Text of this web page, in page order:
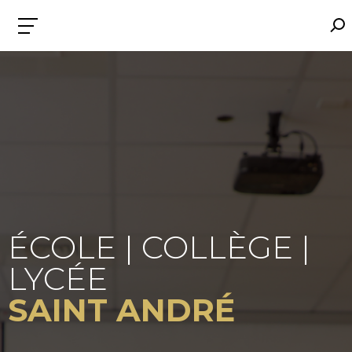
ÉCOLE | COLLÈGE |
LYCÉE
SAINT ANDRÉ